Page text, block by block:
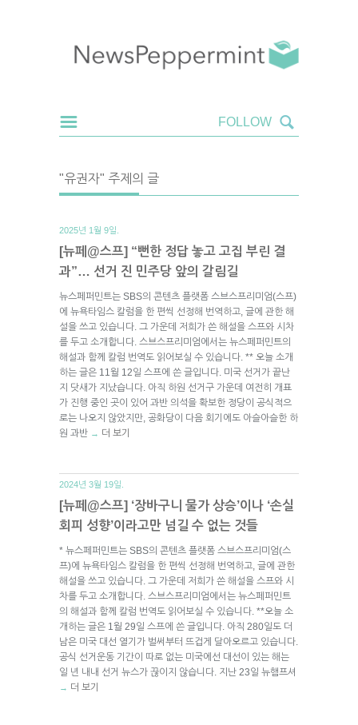
"유권자" 주제의 글
2025년 1월 9일.
[뉴페@스프] “뻔한 정답 놓고 고집 부린 결
과”… 선거 진 민주당 앞의 갈림길
뉴스페퍼민트는 SBS의 콘텐츠 플랫폼 스브스프리미엄(스프)
에 뉴욕타임스 칼럼을 한 편씩 선정해 번역하고, 글에 관한 해
설을 쓰고 있습니다. 그 가운데 저희가 쓴 해설을 스프와 시차
를 두고 소개합니다. 스브스프리미엄에서는 뉴스페퍼민트의
해설과 함께 칼럼 번역도 읽어보실 수 있습니다. ** 오늘 소개
하는 글은 11월 12일 스프에 쓴 글입니다. 미국 선거가 끝난
지 닷새가 지났습니다. 아직 하원 선거구 가운데 여전히 개표
가 진행 중인 곳이 있어 과반 의석을 확보한 정당이 공식적으
로는 나오지 않았지만, 공화당이 다음 회기에도 아슬아슬한 하
원 과반 → 더 보기
2024년 3월 19일.
[뉴페@스프] ‘장바구니 물가 상승’이나 ‘손실
회피 성향’이라고만 넘길 수 없는 것들
* 뉴스페퍼민트는 SBS의 콘텐츠 플랫폼 스브스프리미엄(스
프)에 뉴욕타임스 칼럼을 한 편씩 선정해 번역하고, 글에 관한
해설을 쓰고 있습니다. 그 가운데 저희가 쓴 해설을 스프와 시
차를 두고 소개합니다. 스브스프리미엄에서는 뉴스페퍼민트
의 해설과 함께 칼럼 번역도 읽어보실 수 있습니다. **오늘 소
개하는 글은 1월 29일 스프에 쓴 글입니다. 아직 280일도 더
남은 미국 대선 열기가 벌써부터 뜨겁게 달아오르고 있습니다.
공식 선거운동 기간이 따로 없는 미국에선 대선이 있는 해는
일 년 내내 선거 뉴스가 끊이지 않습니다. 지난 23일 뉴햄프셔
→ 더 보기